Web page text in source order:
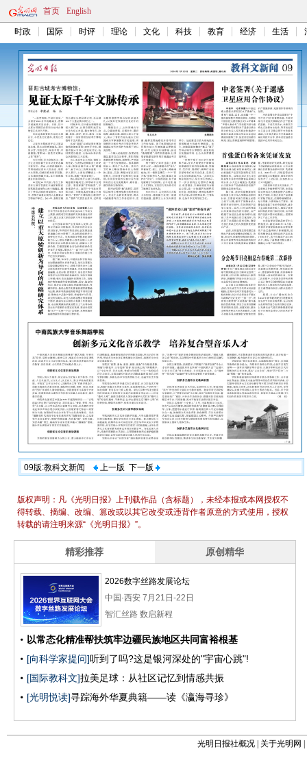
首页 English
时政 国际 时评 理论 文化 科技 教育 经济 生活
09版:教科文新闻 上一版 下一版
光明日报社概况 关于光明网